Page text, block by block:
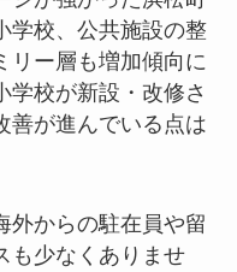
学校、公共施設の整
リー層も増加傾向に
学校が新設・改修さ
善が進んでいる点は
外からの駐在員や留
も少なくありませ